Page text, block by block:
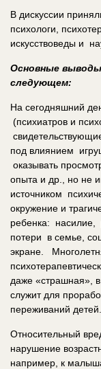
В дискуссии
психологи,
искусствоведы и
Основные
следующем:
На сегодняшний
(психиатров и
под влиянием
оказывать
опыта и др., но не
источником
окружение и
ребенка: насилие,
потери в семье,
экране.
даже «страшная»,
служит для
переживаний детей.
Относительный
нарушение
например, к